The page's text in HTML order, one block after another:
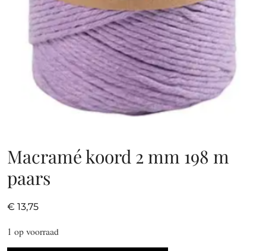
Macramé koord 2 mm 198 m
paars
€ 13,75
1 op voorraad